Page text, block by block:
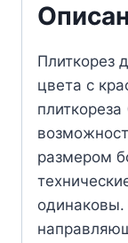
Плиткорез
цвета с
размером